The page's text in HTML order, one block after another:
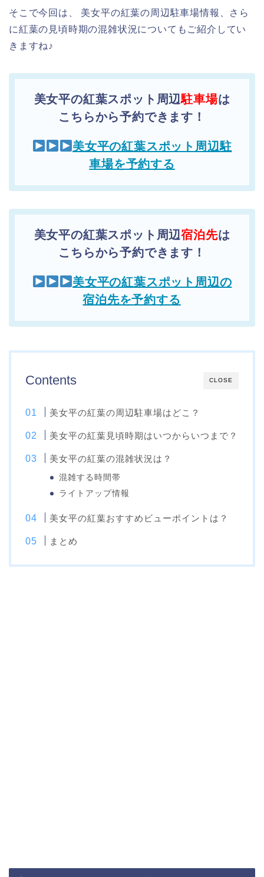
そこで今回は、 美女平の紅葉の周辺駐車場情報、さら
に紅葉の見頃時期の混雑状況についてもご紹介してい
きますね♪
美女平の紅葉スポット周辺駐車場は
こちらから予約できます！
美女平の紅葉スポット周辺駐
車場を予約する
美女平の紅葉スポット周辺宿泊先は
こちらから予約できます！
美女平の紅葉スポット周辺の
宿泊先を予約する
CLOSE
Contents
美女平の紅葉の周辺駐車場はどこ？
美女平の紅葉見頃時期はいつからいつまで？
美女平の紅葉の混雑状況は？
混雑する時間帯
ライトアップ情報
美女平の紅葉おすすめビューポイントは？
まとめ